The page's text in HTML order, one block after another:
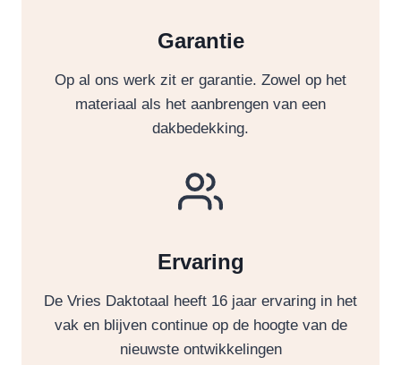
Garantie
Op al ons werk zit er garantie. Zowel op het
materiaal als het aanbrengen van een
dakbedekking.
Ervaring
De Vries Daktotaal heeft 16 jaar ervaring in het
vak en blijven continue op de hoogte van de
nieuwste ontwikkelingen